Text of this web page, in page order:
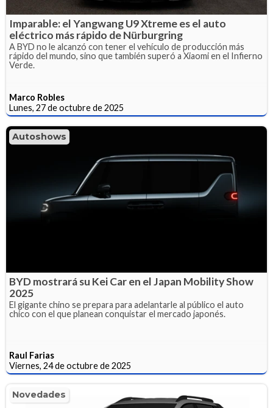
Imparable: el Yangwang U9 Xtreme es el auto
eléctrico más rápido de Nürburgring
A BYD no le alcanzó con tener el vehículo de producción más
rápido del mundo, sino que también superó a Xiaomi en el Infierno
Verde.
Marco Robles
Lunes, 27 de octubre de 2025
Autoshows
BYD mostrará su Kei Car en el Japan Mobility Show
2025
El gigante chino se prepara para adelantarle al público el auto
chico con el que planean conquistar el mercado japonés.
Raul Farias
Viernes, 24 de octubre de 2025
Novedades